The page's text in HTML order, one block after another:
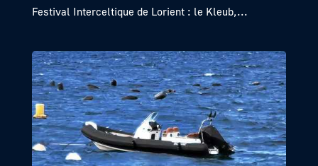
Festival Interceltique de Lorient : le Kleub,...